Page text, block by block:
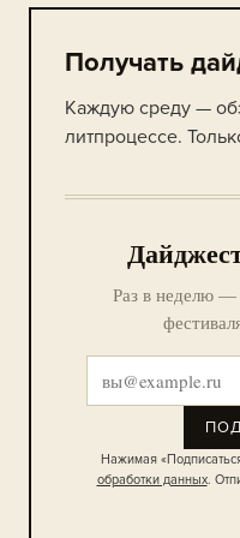
Получать
Каждую среду —
литпроцессе.
Раз в неделю —
Нажимая
обработки данных.